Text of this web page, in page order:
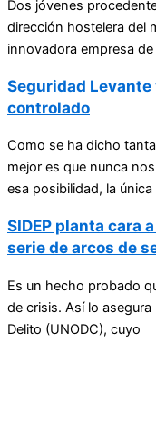
Dos jóvenes
dirección hostelera del
innovadora empresa
Seguridad
controlado
Como se ha dicho
mejor es que nunca
esa posibilidad, la única
SIDEP planta cara
serie de arcos de
Es un hecho probado
de crisis. Así lo
Delito (UNODC), cuyo